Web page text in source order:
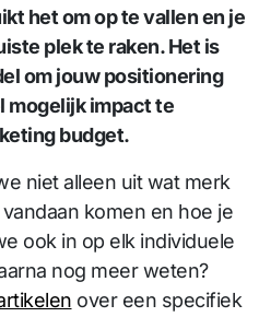
het om op te vallen en je
plek te raken. Het is
om jouw positionering
mogelijk impact te
budget.
niet alleen uit wat merk
komen en hoe je
ook in op elk individuele
nog meer weten?
over een specifiek